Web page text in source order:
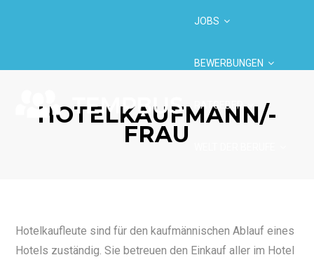
JOBS
BEWERBUNGEN
RATGEBER
HOTELKAUFMANN/-
FRAU
Hotelkaufleute sind für den kaufmännischen Ablauf eines
Hotels zuständig. Sie betreuen den Einkauf aller im Hotel